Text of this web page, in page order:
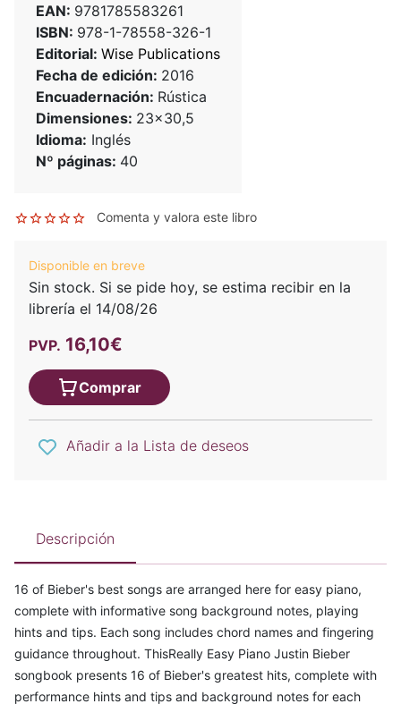
EAN: 9781785583261
ISBN: 978-1-78558-326-1
Editorial: Wise Publications
Fecha de edición: 2016
Encuadernación: Rústica
Dimensiones: 23x30,5
Idioma: Inglés
Nº páginas: 40
Comenta y valora este libro
Disponible en breve
Sin stock. Si se pide hoy, se estima recibir en la
librería el 14/08/26
PVP. 16,10€
Comprar
Añadir a la Lista de deseos
Descripción
16 of Bieber's best songs are arranged here for easy piano,
complete with informative song background notes, playing
hints and tips. Each song includes chord names and fingering
guidance throughout. ThisReally Easy Piano Justin Bieber
songbook presents 16 of Bieber's greatest hits, complete with
performance hints and tips and background notes for each